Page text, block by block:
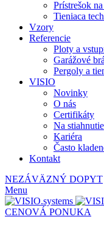
Prístrešok
Tieniaca
Vzory
Referencie
Ploty a
Garážové
Pergoly a
VISIO
Novinky
O nás
Certifikáty
Na stiahnutie
Kariéra
Často
Kontakt
NEZÁVÄZNÝ DOPYT
Menu
CENOVÁ PONUKA